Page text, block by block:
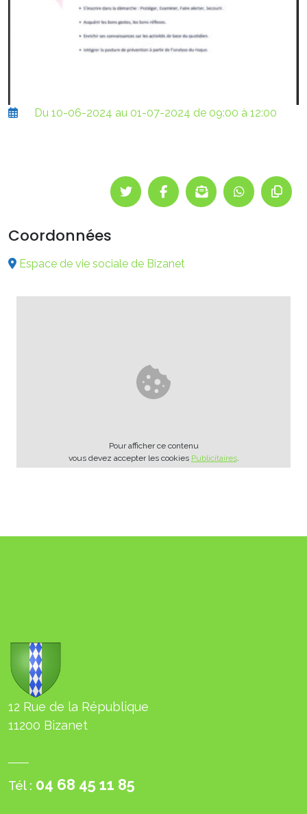
Du 10-06-2024 au 01-07-2024 de 09:00 à 12:00
Coordonnées
Espace de vie sociale de Bizanet
Pour afficher ce contenu
vous devez accepter les cookies Publicitaires.
12 Rue de la République
11200 Bizanet
Tél : 04 68 45 11 85